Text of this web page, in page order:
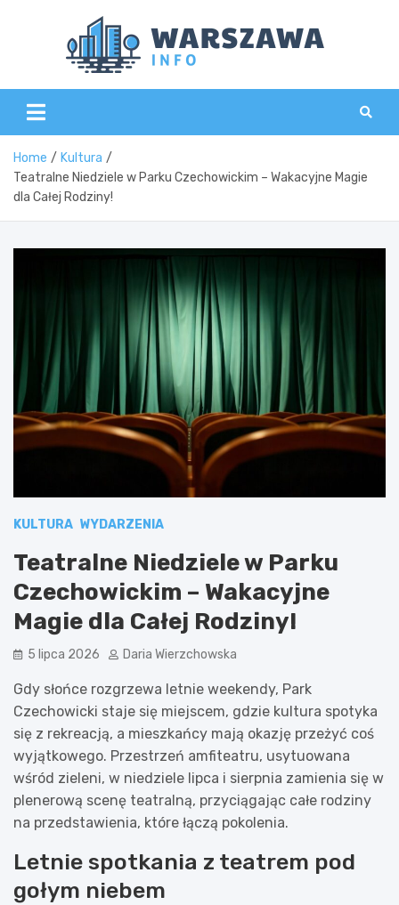
Home
Kultura
Teatralne Niedziele w Parku Czechowickim – Wakacyjne Magie
dla Całej Rodziny!
KULTURA WYDARZENIA
Teatralne Niedziele w Parku
Czechowickim – Wakacyjne
Magie dla Całej Rodziny!
5 lipca 2026 Daria Wierzchowska
Gdy słońce rozgrzewa letnie weekendy, Park
Czechowicki staje się miejscem, gdzie kultura spotyka
się z rekreacją, a mieszkańcy mają okazję przeżyć coś
wyjątkowego. Przestrzeń amfiteatru, usytuowana
wśród zieleni, w niedziele lipca i sierpnia zamienia się w
plenerową scenę teatralną, przyciągając całe rodziny
na przedstawienia, które łączą pokolenia.
Letnie spotkania z teatrem pod
gołym niebem